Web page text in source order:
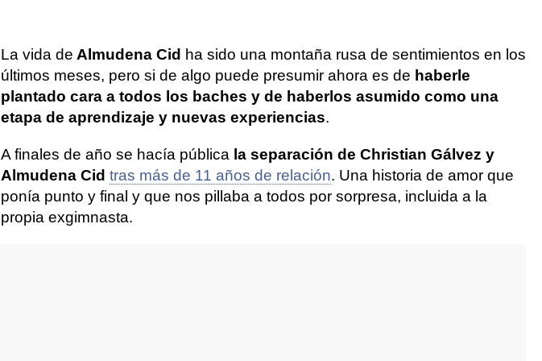
La vida de Almudena Cid ha sido una montaña rusa de sentimientos en los
últimos meses, pero si de algo puede presumir ahora es de haberle
plantado cara a todos los baches y de haberlos asumido como una
etapa de aprendizaje y nuevas experiencias.
A finales de año se hacía pública la separación de Christian Gálvez y
Almudena Cid tras más de 11 años de relación. Una historia de amor que
ponía punto y final y que nos pillaba a todos por sorpresa, incluida a la
propia exgimnasta.